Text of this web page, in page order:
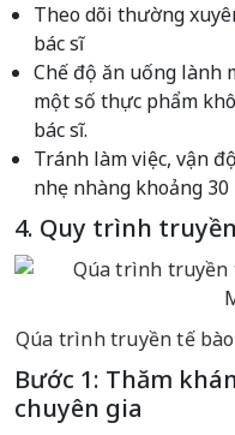
Theo dõi thường
bác sĩ
Chế độ ăn uống lành
một số thực phẩm
bác sĩ.
Tránh làm việc, vận
nhẹ nhàng khoảng
4. Quy trình
Qúa trình truyền tế
Bước 1: Thăm
chuyên gia